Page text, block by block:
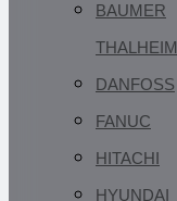
BAUMER
THALHEIM
DANFOSS
FANUC
HITACHI
HYUNDAI